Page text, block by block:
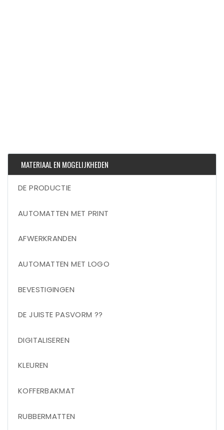
MATERIAAL EN MOGELIJKHEDEN
DE PRODUCTIE
AUTOMATTEN MET PRINT
AFWERKRANDEN
AUTOMATTEN MET LOGO
BEVESTIGINGEN
DE JUISTE PASVORM ??
DIGITALISEREN
KLEUREN
KOFFERBAKMAT
RUBBERMATTEN